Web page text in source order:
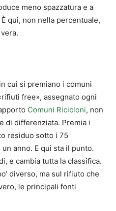
meno spazzatura e a
qui, non nella percentuale,
cui si premiano i comuni
free», assegnato ogni
Comuni Ricicloni, non
di differenziata. Premia i
residuo sotto i 75
anno. E qui sta il punto.
e cambia tutta la classifica.
diverso, ma sul rifiuto che
le principali fonti